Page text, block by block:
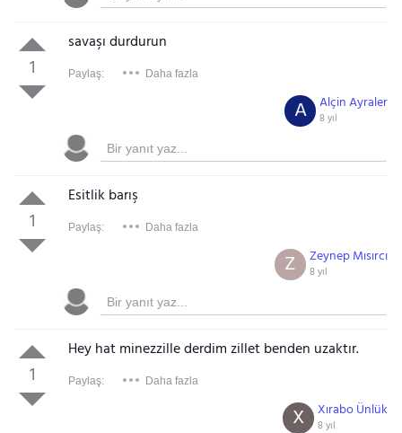
1
savaşı durdurun
Paylaş: Daha fazla
Alçin Ayraler
8 yıl
A
1
Esitlik barış
Paylaş: Daha fazla
Zeynep Mısırcı
8 yıl
Z
1
Hey hat minezzille derdim zillet benden uzaktır.
Paylaş: Daha fazla
Xırabo Ünlük
8 yıl
X